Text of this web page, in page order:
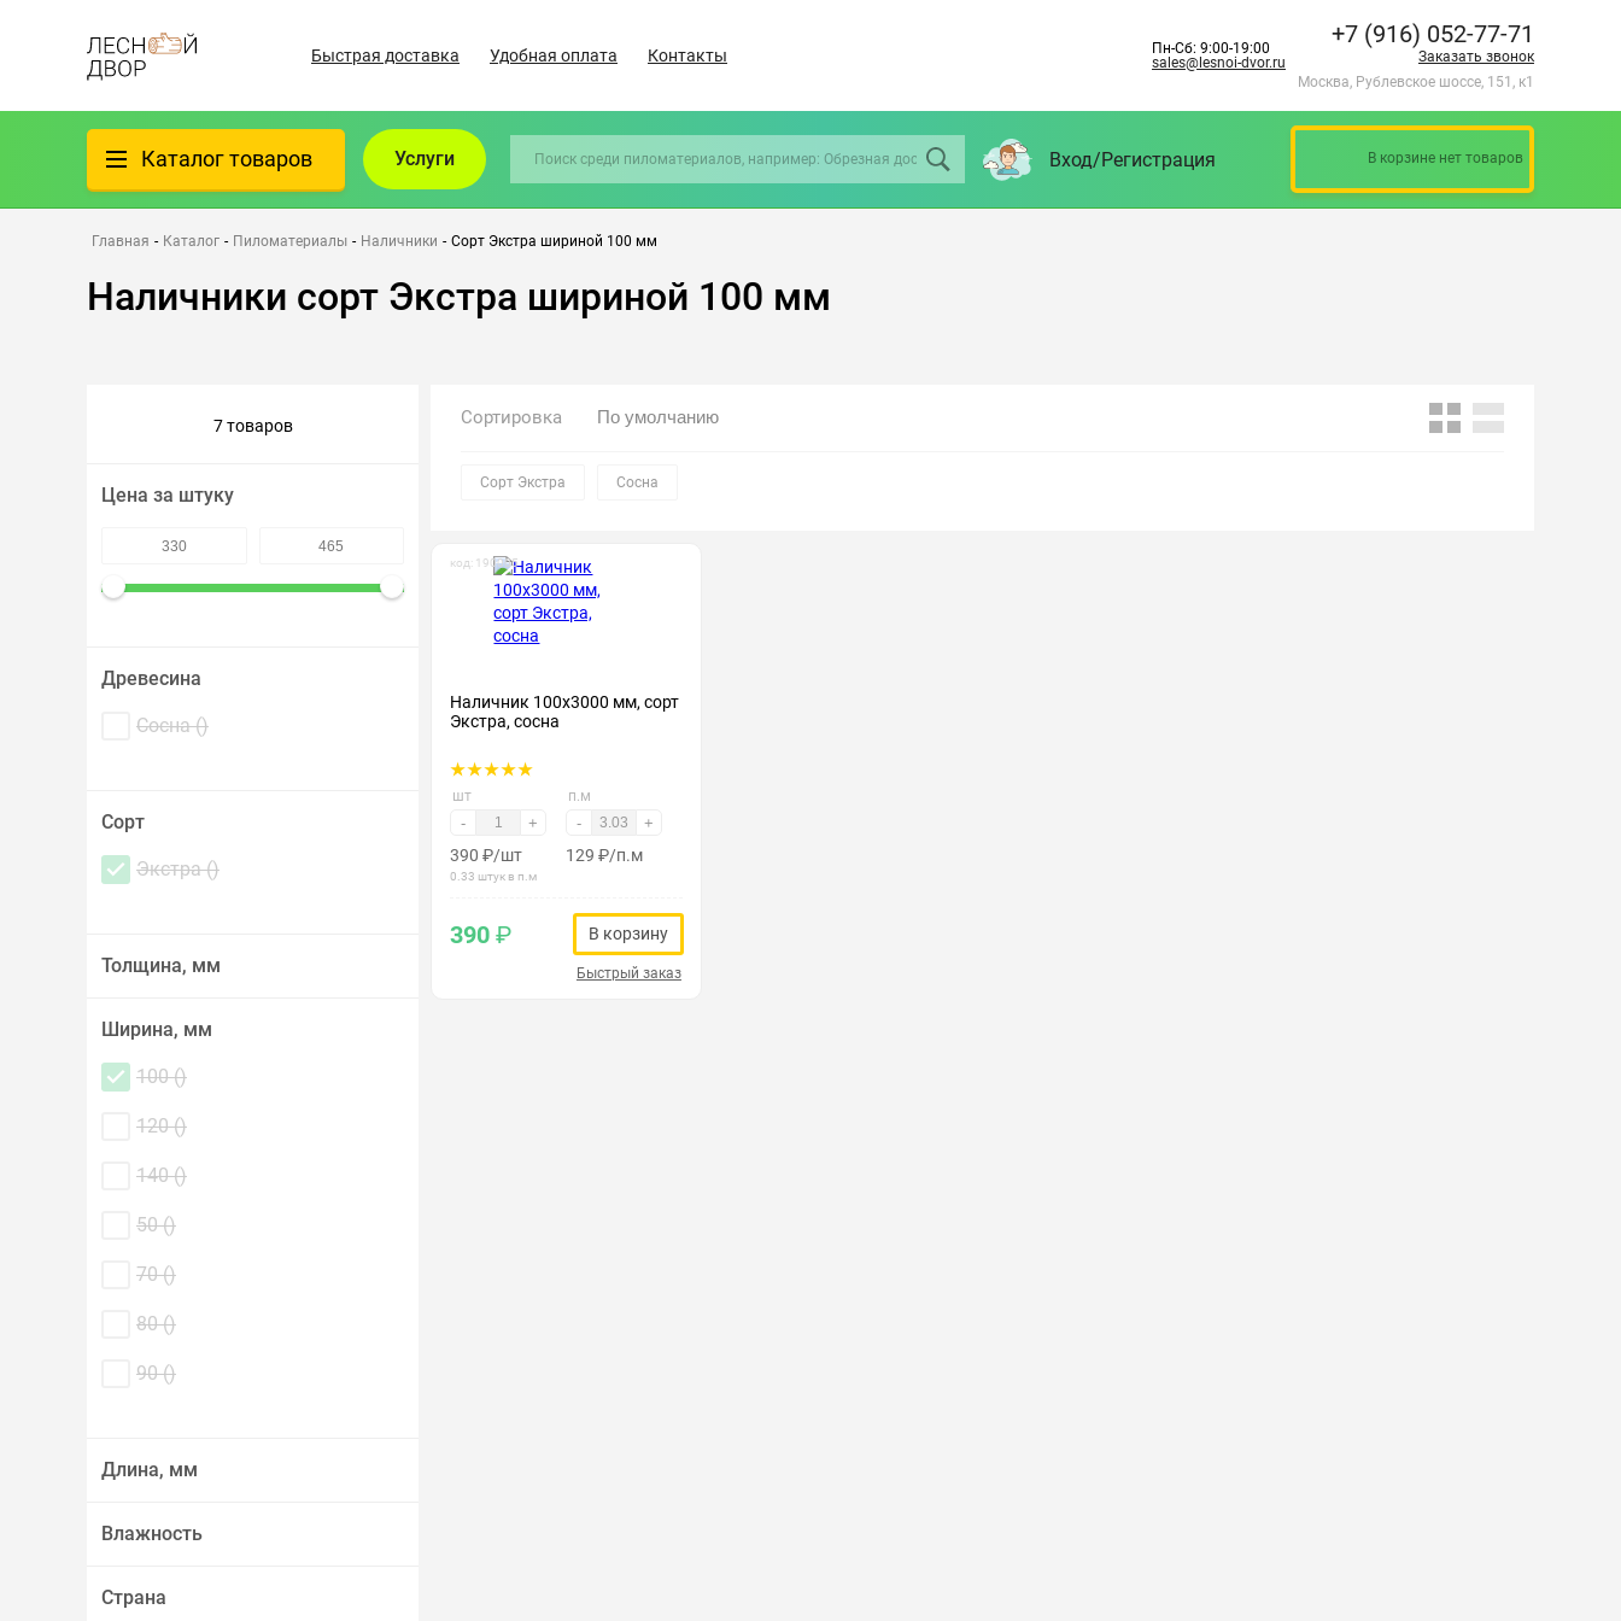
Быстрая доставка Удобная оплата Контакты
Пн-Сб: 9:00-19:00
sales@lesnoi-dvor.ru
+7 (916) 052-77-71
Заказать звонок
Москва, Рублевское шоссе, 151, к1
Каталог товаров
Фанера
Пиломатериалы
Всё для бани
Утеплители/Изоляция
Услуги Вход/Регистрация В корзине нет товаров
Главная - Каталог - Пиломатериалы - Наличники - Сорт Экстра шириной 100 мм
Наличники сорт Экстра шириной 100 мм
7 товаров
Цена за штуку
Древесина
Сосна ()
Сорт
Экстра ()
Толщина, мм
Ширина, мм
100 ()
120 ()
140 ()
50 ()
70 ()
80 ()
90 ()
Длина, мм
Влажность
Страна
Сортировка
Сорт Экстра Сосна
код: 190005
Наличник 100х3000 мм, сорт
Экстра, сосна
шт
- +
390 ₽/шт
0.33 штук в п.м
п.м
- +
129 ₽/п.м
390 ₽ В корзину
Быстрый заказ